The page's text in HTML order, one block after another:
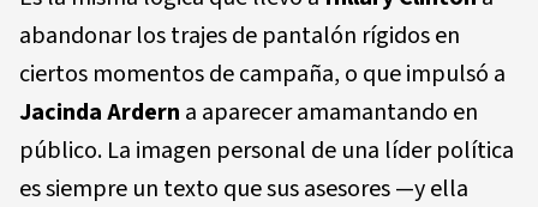
abandonar los trajes de pantalón rígidos en
ciertos momentos de campaña, o que impulsó a
Jacinda Ardern a aparecer amamantando en
público. La imagen personal de una líder política
es siempre un texto que sus asesores —y ella